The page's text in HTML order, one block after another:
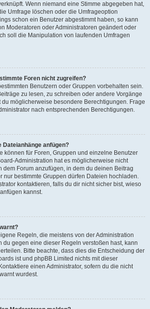
Wenn niemand eine Stimme abgegeben hat,
Umfrage löschen oder die Umfrageoption
schon ein Benutzer abgestimmt haben, so kann
Moderatoren oder Administratoren geändert oder
soll die Manipulation von laufenden Umfragen
Foren nicht zugreifen?
Benutzern oder Gruppen vorbehalten sein.
zu lesen, zu schreiben oder andere Vorgänge
möglicherweise besondere Berechtigungen. Frage
nach entsprechenden Berechtigungen.
Dateianhänge anfügen?
können für Foren, Gruppen und einzelne Benutzer
Administration hat es möglicherweise nicht
dem Forum anzufügen, in dem du deinen Beitrag
nur bestimmte Gruppen dürfen Dateien hochladen.
kontaktieren, falls du dir nicht sicher bist, wieso
kannst.
Regeln, die meistens von der Administration
du gegen eine dieser Regeln verstoßen hast, kann
Bitte beachte, dass dies die Entscheidung der
ist und phpBB Limited nichts mit dieser
einen Administrator, sofern du die nicht
wurdest.